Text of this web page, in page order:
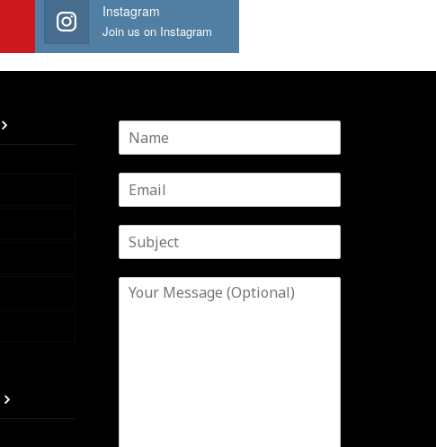
Instagram
Join us on Instagram